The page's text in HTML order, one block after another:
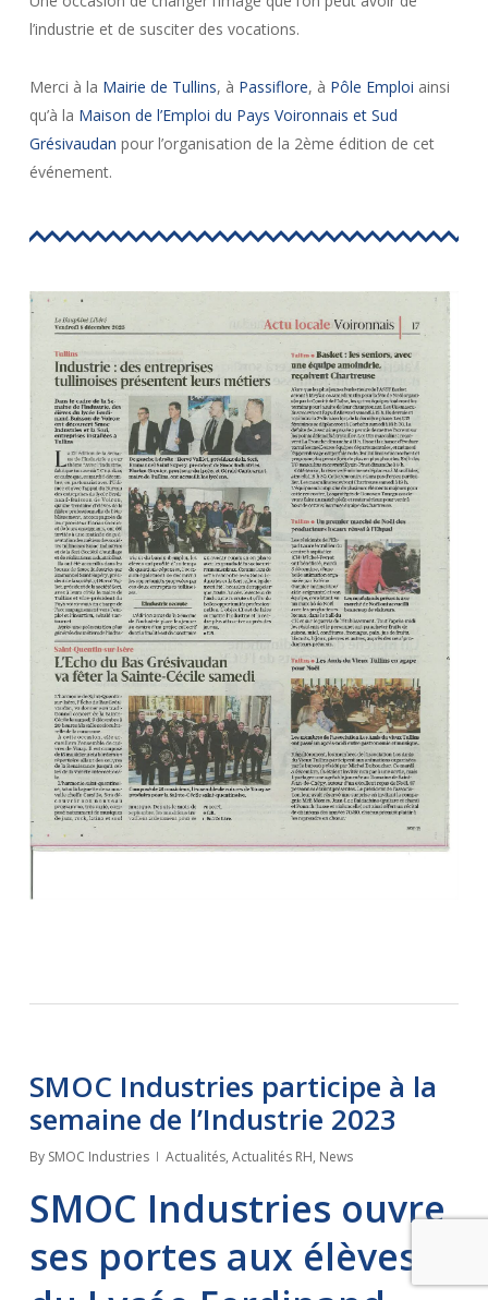
l’industrie et de susciter des vocations.
Merci à la Mairie de Tullins, à Passiflore, à Pôle Emploi ainsi
qu’à la Maison de l’Emploi du Pays Voironnais et Sud
Grésivaudan pour l’organisation de la 2ème édition de cet
événement.
SMOC Industries participe à la
semaine de l’Industrie 2023
By SMOC Industries Actualités, Actualités RH, News
SMOC Industries ouvre
ses portes aux élèves